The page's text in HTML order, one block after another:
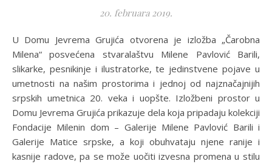
20. februara 2019.
U Domu Jevrema Grujića otvorena je izložba „Čarobna
Milena“ posvećena stvaralaštvu Milene Pavlović Barili,
slikarke, pesnikinje i ilustratorke, te jedinstvene pojave u
umetnosti na našim prostorima i jednoj od najznačajnijih
srpskih umetnica 20. veka i uopšte. Izložbeni prostor u
Domu Jevrema Grujića prikazuje dela koja pripadaju kolekciji
Fondacije Milenin dom – Galerije Milene Pavlović Barili i
Galerije Matice srpske, a koji obuhvataju njene ranije i
kasnije radove, pa se može uočiti izvesna promena u stilu